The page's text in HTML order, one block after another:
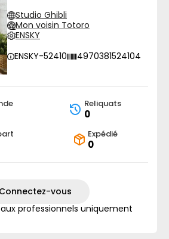
Studio Ghibli
Mon voisin Totoro
ENSKY
ENSKY-52410
4970381524104
Reliquats
0
Expédié
0
Connectez-vous
professionnels uniquement